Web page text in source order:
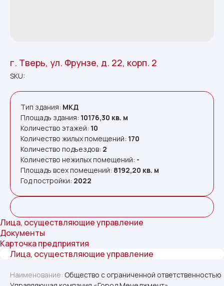
г. Тверь, ул. Фрунзе, д. 22, корп. 2
SKU:
Тип здания: МКД
Площадь здания: 10176,30 кв. м
Количество этажей: 10
Количество жилых помещений: 170
Количество подъездов: 2
Количество нежилых помещений: -
Площадь всех помещений: 8192,20 кв. м
Год постройки: 2022
Лица, осуществляющие управление
Документы
Карточка предприятия
Лица, осуществляющие управление
Наименование: Общество с ограниченной ответственностью